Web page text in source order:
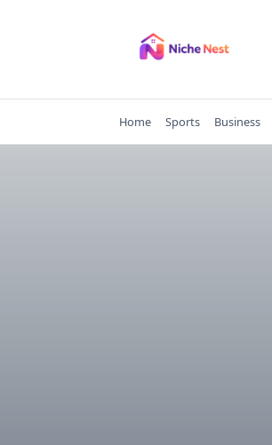
Home Sports Business